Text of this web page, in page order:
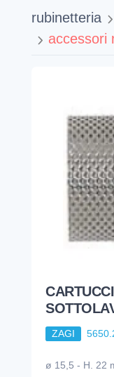
rubinetteria
accessori
ZAGI
ø 15,5 - H. 22